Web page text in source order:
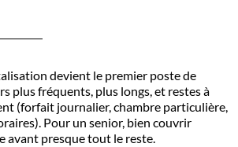
devient le premier poste de
plus fréquents, plus longs, et restes à
(forfait journalier, chambre particulière,
Pour un senior, bien couvrir
avant presque tout le reste.